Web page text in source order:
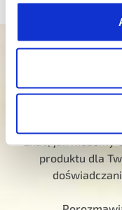
Nasz oddany
produktu dla